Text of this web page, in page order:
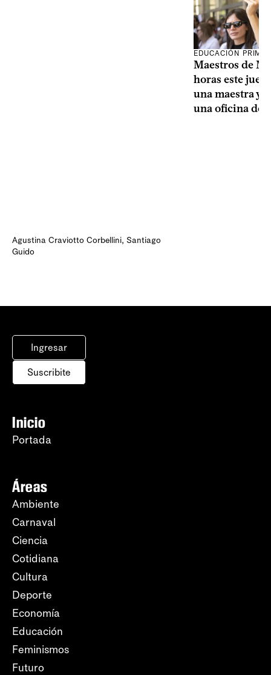
Agustina Craviotto Corbellini, Santiago
Guido
EDUCACIÓN
Maestros de
horas este
una maestra y
una oficina de
Ingresar
Suscribite
Inicio
Portada
Áreas
Ambiente
Carnaval
Ciencia
Cotidiana
Cultura
Deporte
Economía
Educación
Feminismos
Futuro